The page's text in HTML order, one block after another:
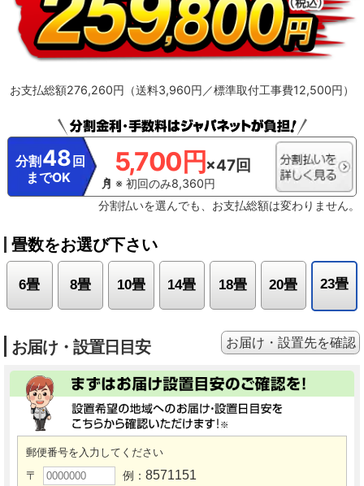
お支払総額276,260円（送料3,960円／標準取付工事費12,500円）
分割 48 回
までOK
5,700円×47回
※ 初回のみ8,360円
分割払いを選んでも、お支払総額は変わりません。
畳数をお選び下さい
6畳 8畳 10畳 14畳 18畳 20畳 23畳
お届け・設置日目安
郵便番号を入力してください
〒 例： 8571151
お届け・設置先を確認